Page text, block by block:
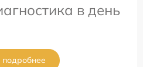
в день
подробнее